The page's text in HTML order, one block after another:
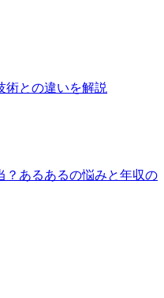
術との違いを解説
？あるあるの悩みと年収の